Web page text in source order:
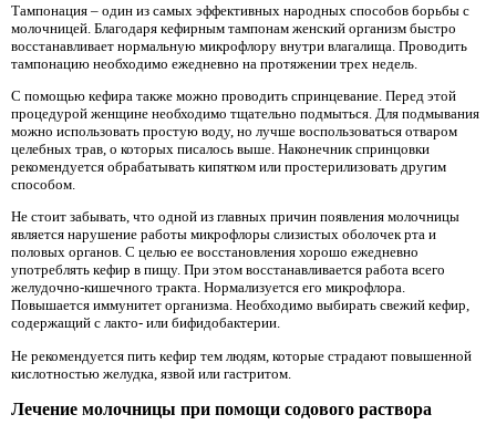
Тампонация – один из самых эффективных народных способов борьбы с
молочницей. Благодаря кефирным тампонам женский организм быстро
восстанавливает нормальную микрофлору внутри влагалища. Проводить
тампонацию необходимо ежедневно на протяжении трех недель.
С помощью кефира также можно проводить спринцевание. Перед этой
процедурой женщине необходимо тщательно подмыться. Для подмывания
можно использовать простую воду, но лучше воспользоваться отваром
целебных трав, о которых писалось выше. Наконечник спринцовки
рекомендуется обрабатывать кипятком или простерилизовать другим
способом.
Не стоит забывать, что одной из главных причин появления молочницы
является нарушение работы микрофлоры слизистых оболочек рта и
половых органов. С целью ее восстановления хорошо ежедневно
употреблять кефир в пищу. При этом восстанавливается работа всего
желудочно-кишечного тракта. Нормализуется его микрофлора.
Повышается иммунитет организма. Необходимо выбирать свежий кефир,
содержащий с лакто- или бифидобактерии.
Не рекомендуется пить кефир тем людям, которые страдают повышенной
кислотностью желудка, язвой или гастритом.
Лечение молочницы при помощи содового раствора